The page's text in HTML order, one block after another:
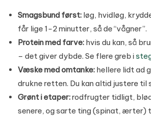
Smagsbund først: løg, hvidløg,
får lige 1-2 minutter, så de “vågner”.
Protein med farve: hvis du kan, så
– det giver dybde. Se flere greb i
Væske med omtanke: hellere lidt ad
drukne retten. Du kan altid justere til
Grønt i etaper:rodfrugter tidligt,
senere, og sarte ting (spinat, ærter)